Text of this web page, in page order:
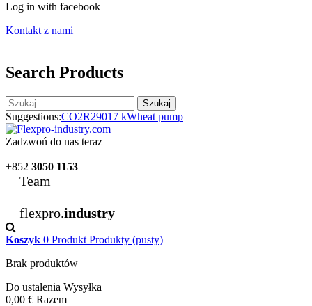
Log in with facebook
Kontakt z nami
Search Products
Szukaj
Suggestions:CO2R29017 kWheat pump
Zadzwoń do nas teraz
+852 3050 1153
Team
flexpro.industry
Koszyk 0 Produkt Produkty (pusty)
Brak produktów
Do ustalenia Wysyłka
0,00 € Razem